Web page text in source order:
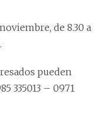
de 8.30 a
pueden
335013 – 0971